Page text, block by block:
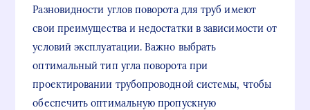
Разновидности углов поворота для труб имеют
свои преимущества и недостатки в зависимости от
условий эксплуатации. Важно выбрать
оптимальный тип угла поворота при
проектировании трубопроводной системы, чтобы
обеспечить оптимальную пропускную